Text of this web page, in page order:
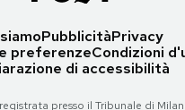
PubblicitàPrivacy
preferenzeCondizioni
di accessibilità
presso il Tribunale di